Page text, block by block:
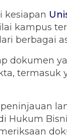
kesiapan
kampus
berbagai
dokumen
termasuk
Hukum